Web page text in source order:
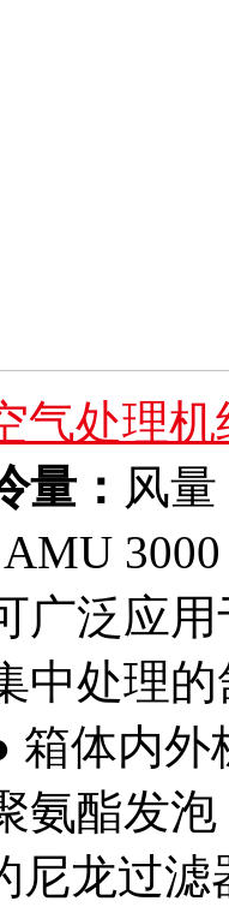
气处理机
量： 风
广泛应
中处理
箱体内外
氨酯发
尼龙过